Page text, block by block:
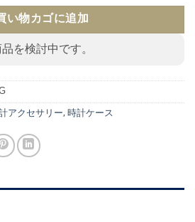
い物カゴに追加
を検討中です。
アクセサリー,時計ケース